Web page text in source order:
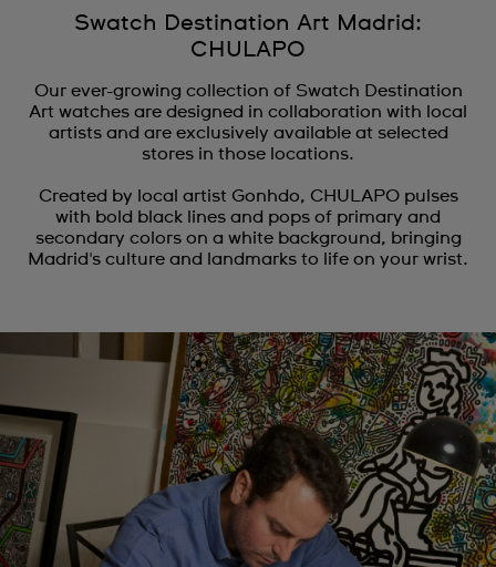
Swatch Destination Art Madrid:
CHULAPO
Our ever-growing collection of Swatch Destination
Art watches are designed in collaboration with local
artists and are exclusively available at selected
stores in those locations.
Created by local artist Gonhdo, CHULAPO pulses
with bold black lines and pops of primary and
secondary colors on a white background, bringing
Madrid's culture and landmarks to life on your wrist.